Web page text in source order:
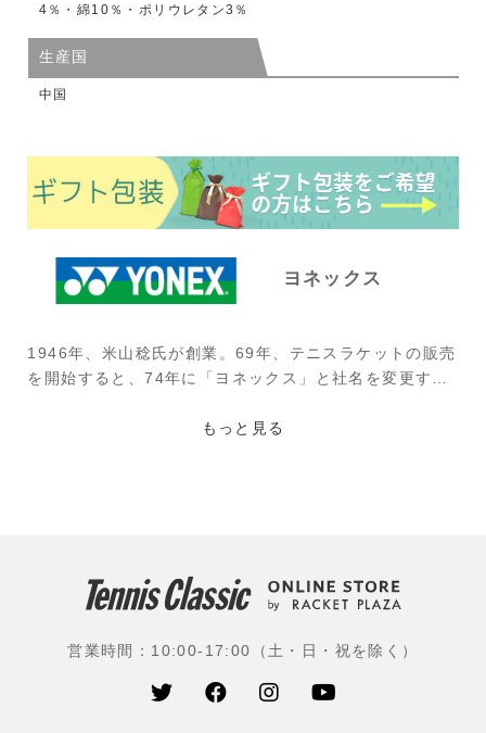
4％・綿10％・ポリウレタン3％
生産国
中国
ヨネックス
1946年、米山稔氏が創業。69年、テニスラケットの販売
を開始すると、74年に「ヨネックス」と社名を変更す
など特に女子プロ選手に好まれたラケットだったが、そ
使用選手：国枝慎吾(ユニクロ)、大坂なおみ(フリー)、西
本総業ホールディングス)、望月慎太郎(IMG Academ
y)、マクラクラン勉(イカイ)、添田豪(GODAI)、穂積絵
莉(日本住宅ローン)、スタン・ワウリンカ(スイス)、キャ
もっと見る
営業時間：10:00-17:00（土・日・祝を除く）